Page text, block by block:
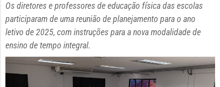
Os diretores e professores de educação física das escolas
participaram de uma reunião de planejamento para o ano
letivo de 2025, com instruções para a nova modalidade de
ensino de tempo integral.